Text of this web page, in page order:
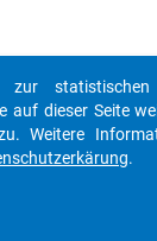
zur
auf dieser Seite
Weitere
.